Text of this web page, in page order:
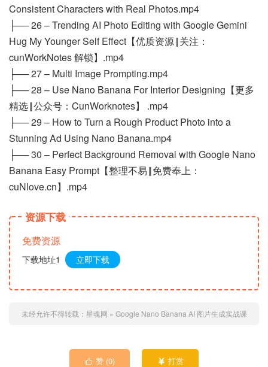
Consistent Characters with Real Photos.mp4
├── 26 – Trending AI Photo Editing with Google Gemini
Hug My Younger Self Effect【优质资源‖关注：
cunWorkNotes 解锁】.mp4
├── 27 – Multi Image Prompting.mp4
├── 28 – Use Nano Banana For Interior Designing【更多
精选‖公众号：CunWorknotes】 .mp4
├── 29 – How to Turn a Rough Product Photo into a
Stunning Ad Using Nano Banana.mp4
├── 30 – Perfect Background Removal with Google Nano
Banana Easy Prompt【整理不易‖免费奉上：
cuNlove.cn】.mp4
资源下载
免费资源
下载地址1 立即下载
未经允许不得转载： 星魂网 » Google Nano Banana AI 图片生成实战课
 赞 (0)  打赏